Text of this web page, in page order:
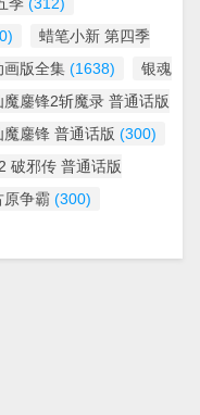
蜡笔小新 第四季
画版全集 (1638)
银魂
魔鏖锋2斩魔录 普通话版
鏖锋 普通话版 (300)
破邪传 普通话版
原争霸 (300)